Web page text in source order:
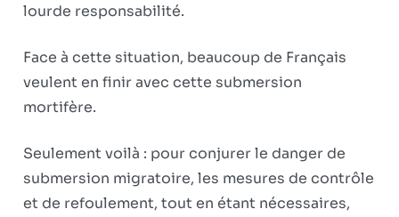
lourde responsabilité.
Face à cette situation, beaucoup de Français
veulent en finir avec cette submersion
mortifère.
Seulement voilà : pour conjurer le danger de
submersion migratoire, les mesures de contrôle
et de refoulement, tout en étant nécessaires,